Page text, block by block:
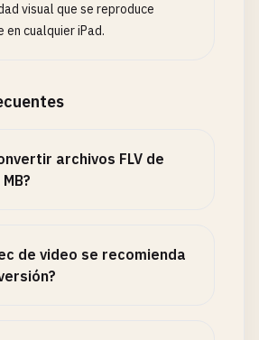
visual que se reproduce
cualquier iPad.
archivos FLV de
de video se recomienda